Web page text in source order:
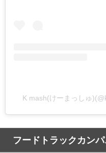
K mash(けーまっしゅ
フードトラックカン